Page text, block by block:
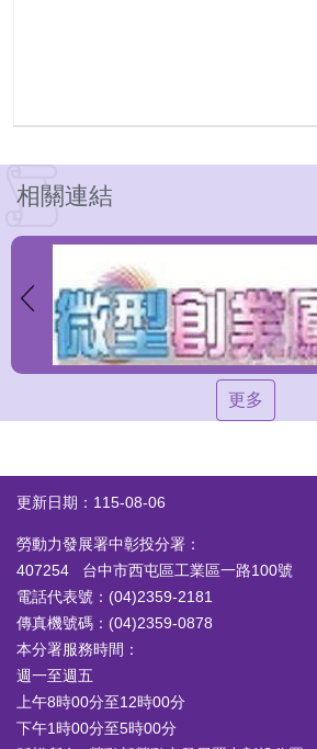
相關連結
更多
更新日期：115-08-06
勞動力發展署中彰投分署：
407254 台中市西屯區工業區一路100號
電話代表號：(04)2359-2181
傳真機號碼：(04)2359-0878
本分署服務時間：
週一至週五
上午8時00分至12時00分
下午1時00分至5時00分